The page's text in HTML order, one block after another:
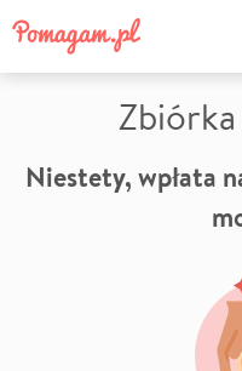
Niestety, wpłata